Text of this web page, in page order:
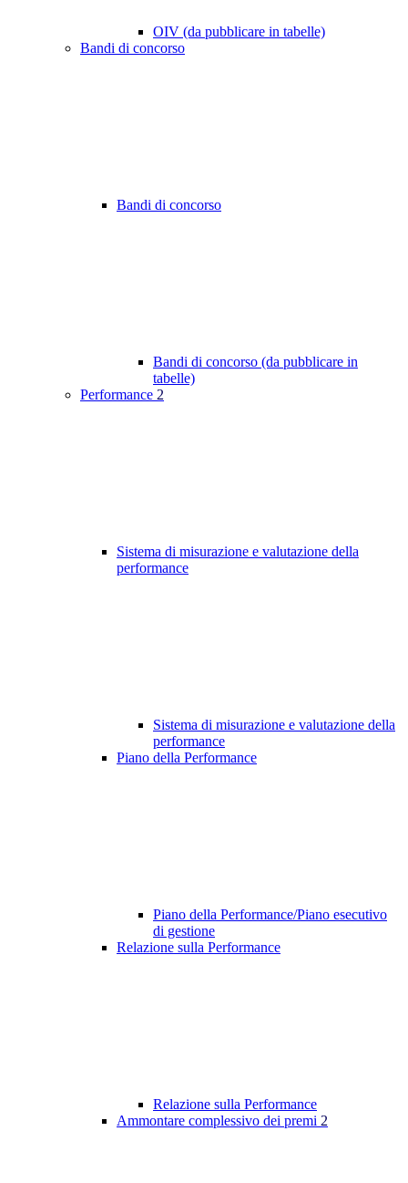
OIV (da pubblicare in tabelle)
Bandi di concorso
Bandi di concorso
Bandi di concorso (da pubblicare in
tabelle)
Performance 2
Sistema di misurazione e valutazione della
performance
Sistema di misurazione e valutazione della
performance
Piano della Performance
Piano della Performance/Piano esecutivo
di gestione
Relazione sulla Performance
Relazione sulla Performance
Ammontare complessivo dei premi 2